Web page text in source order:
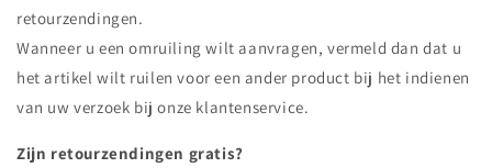
retourzendingen.
Wanneer u een omruiling wilt aanvragen, vermeld dan dat u
het artikel wilt ruilen voor een ander product bij het indienen
van uw verzoek bij onze klantenservice.
Zijn retourzendingen gratis?